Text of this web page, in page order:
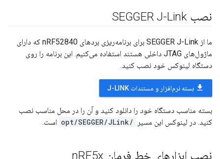
نصب SEGGER J-Link
ما از SEGGER J-Link برای برنامه‌ریزی بردهای nRF52840 که دارای
ماژول‌های JTAG داخلی هستند استفاده می‌کنیم. این برنامه را روی
دستگاه لینوکس خود نصب کنید.
file_download بسته نرم‌افزار و مستندات J-LINK
بسته مناسب دستگاه خود را دانلود کنید و آن را در محل مناسب نصب
کنید. در لینوکس این مسیر
/opt/SEGGER/JLink است.
نصب ابزارهای خط فرمان n RF5x